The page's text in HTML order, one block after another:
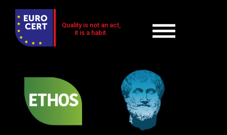
Quality is not an act,
it is a habit.